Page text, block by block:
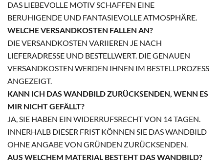
DAS LIEBEVOLLE MOTIV SCHAFFEN EINE
BERUHIGENDE UND FANTASIEVOLLE ATMOSPHÄRE.
WELCHE VERSANDKOSTEN FALLEN AN?
DIE VERSANDKOSTEN VARIIEREN JE NACH
LIEFERADRESSE UND BESTELLWERT. DIE GENAUEN
VERSANDKOSTEN WERDEN IHNEN IM BESTELLPROZESS
ANGEZEIGT.
KANN ICH DAS WANDBILD ZURÜCKSENDEN, WENN ES
MIR NICHT GEFÄLLT?
JA, SIE HABEN EIN WIDERRUFSRECHT VON 14 TAGEN.
INNERHALB DIESER FRIST KÖNNEN SIE DAS WANDBILD
OHNE ANGABE VON GRÜNDEN ZURÜCKSENDEN.
AUS WELCHEM MATERIAL BESTEHT DAS WANDBILD?